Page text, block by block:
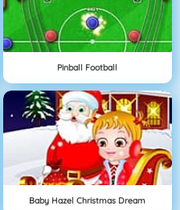
Pinball Football
Baby Hazel Christmas Dream